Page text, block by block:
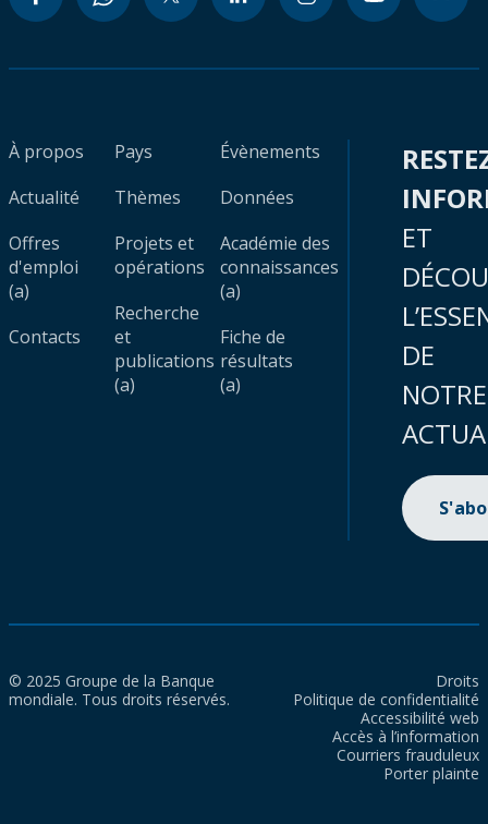
À propos
Actualité
Offres
d'emploi
(a)
Contacts
Pays
Thèmes
Projets et
opérations
Recherche
et
publications
(a)
Évènements
Données
Académie des
connaissances
(a)
Fiche de
résultats
(a)
ET
DE
NOTRE
© 2025 Groupe de la Banque
mondiale. Tous droits réservés.
Droits
Politique de confidentialité
Accessibilité web
Accès à l’information
Courriers frauduleux
Porter plainte